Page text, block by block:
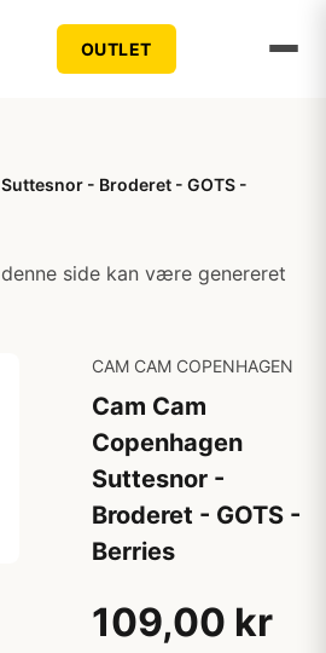
OUTLET
- Broderet - GOTS -
side kan være genereret
CAM CAM COPENHAGEN
Cam Cam
Copenhagen
Suttesnor -
Broderet - GOTS -
Berries
109,00 kr